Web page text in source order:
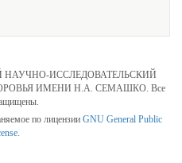
НАУЧНО-ИССЛЕДОВАТЕЛЬСКИЙ
ИМЕНИ Н.А. СЕМАШКО. Все
по лицензии GNU General Public